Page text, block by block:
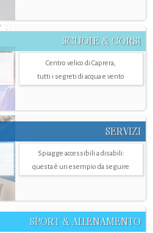
SCUOLE & CORSI
Centro velico di Caprera,
tutti i segreti di acqua e vento
SERVIZI
Spiagge accessibili a disabili:
questa è un esempio da seguire
SPORT & ALLENAMENTO